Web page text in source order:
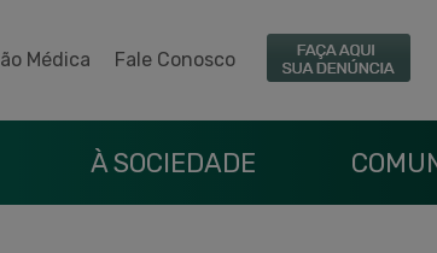
Médica Fale Conosco
À SOCIEDADE